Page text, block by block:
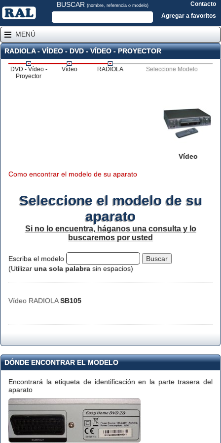
BUSCAR (nombre, referencia o modelo)
Contacto
Agregar a favoritos
MENÚ
RADIOLA - VÍDEO - DVD - VÍDEO - PROYECTOR
DVD - Vídeo -
Proyector
Vídeo RADIOLA Seleccione Modelo
Vídeo
Como encontrar el modelo de su aparato
Seleccione el modelo de su
aparato
Si no lo encuentra, háganos una consulta y lo
buscaremos por usted
Escriba el modelo
(Utilizar una sola palabra sin espacios)
Vídeo RADIOLASB105
DÓNDE ENCONTRAR EL MODELO
Encontrará la etiqueta de identificación en la parte trasera del
aparato